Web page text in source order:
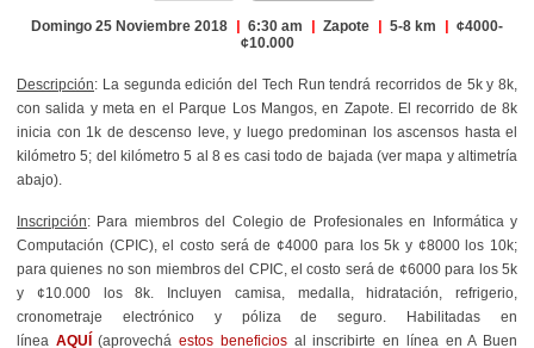
Domingo 25 Noviembre 2018 | 6:30 am | Zapote | 5-8 km | ¢4000-
¢10.000
Descripción: La segunda edición del Tech Run tendrá recorridos de 5k y 8k,
con salida y meta en el Parque Los Mangos, en Zapote. El recorrido de 8k
inicia con 1k de descenso leve, y luego predominan los ascensos hasta el
kilómetro 5; del kilómetro 5 al 8 es casi todo de bajada (ver mapa y altimetría
abajo).
Inscripción: Para miembros del Colegio de Profesionales en Informática y
Computación (CPIC), el costo será de ¢4000 para los 5k y ¢8000 los 10k;
para quienes no son miembros del CPIC, el costo será de ¢6000 para los 5k
y ¢10.000 los 8k. Incluyen camisa, medalla, hidratación, refrigerio,
cronometraje electrónico y póliza de seguro. Habilitadas en
línea AQUÍ (aprovecháestos beneficiosal inscribirte en línea en A Buen